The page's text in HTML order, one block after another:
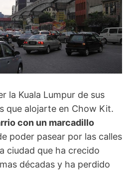
la Kuala Lumpur de sus
que alojarte en Chow Kit.
con un marcadillo
poder pasear por las calles
ciudad que ha crecido
décadas y ha perdido